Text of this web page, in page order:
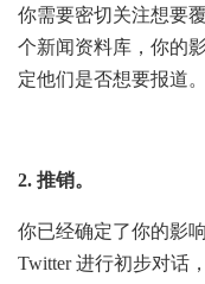
你需要密切关注想要
个新闻资料库，你的
定他们是否想要报道。
2. 推销。
你已经确定了你的影
Twitter 进行初步对话